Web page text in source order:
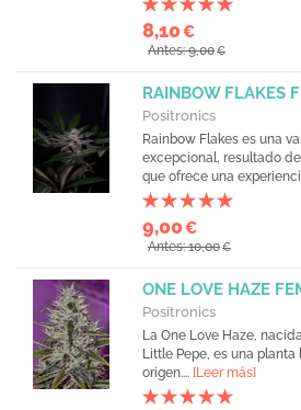
8,10€
Antes: 9,00€
RAINBOW FLAKES
Positronics
Rainbow Flakes es una
excepcional, resultado
que ofrece una
9,00€
Antes: 10,00€
ONE LOVE HAZE
Positronics
La One Love Haze,
Little Pepe, es una
origen.... [Leer más]